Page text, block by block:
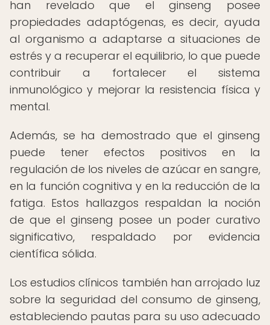
han revelado que el ginseng posee
propiedades adaptógenas, es decir, ayuda
al organismo a adaptarse a situaciones de
estrés y a recuperar el equilibrio, lo que puede
contribuir a fortalecer el sistema
inmunológico y mejorar la resistencia física y
mental.
Además, se ha demostrado que el ginseng
puede tener efectos positivos en la
regulación de los niveles de azúcar en sangre,
en la función cognitiva y en la reducción de la
fatiga. Estos hallazgos respaldan la noción
de que el ginseng posee un poder curativo
significativo, respaldado por evidencia
científica sólida.
Los estudios clínicos también han arrojado luz
sobre la seguridad del consumo de ginseng,
estableciendo pautas para su uso adecuado